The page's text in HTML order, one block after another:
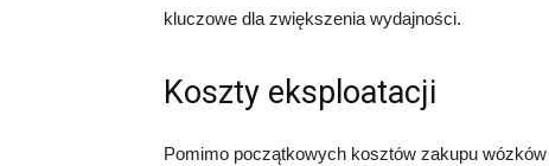
kluczowe dla zwiększenia wydajności.
Koszty eksploatacji
Pomimo początkowych kosztów zakupu